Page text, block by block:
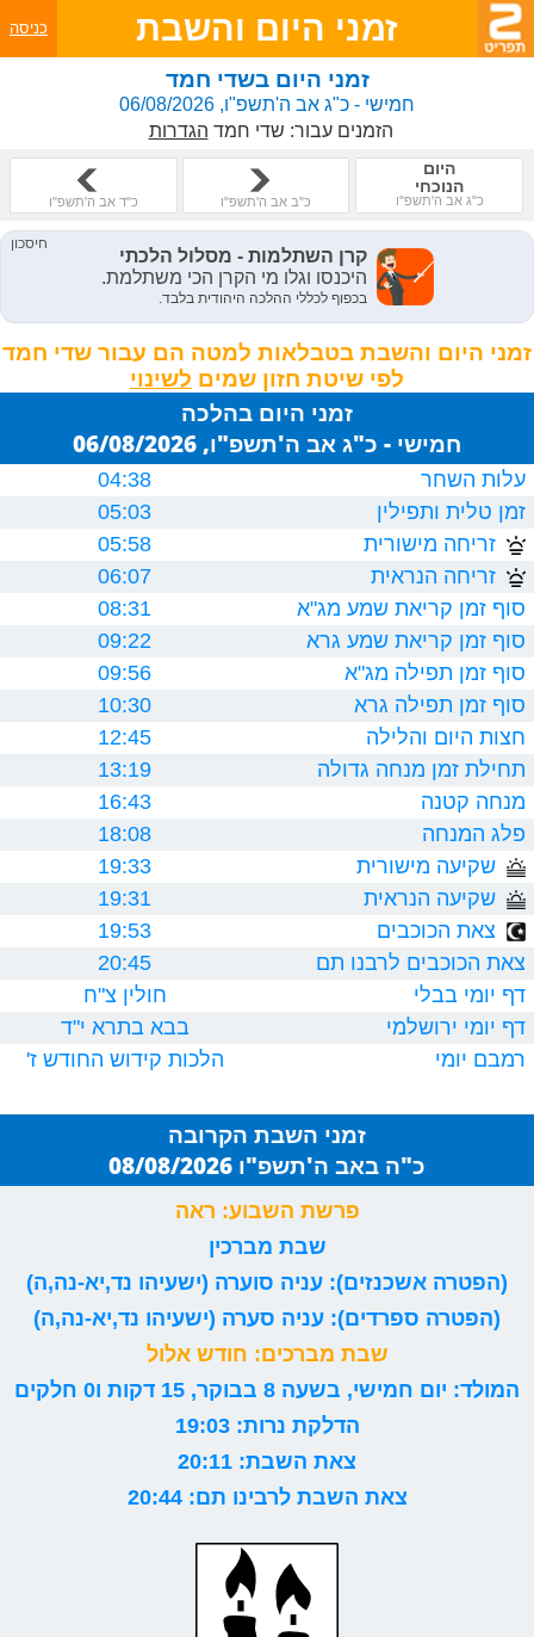
זמני היום והשבת כניסה
זמני היום בשדי חמד
חמישי - כ"ג אב ה'תשפ"ו, 06/08/2026
הזמנים עבור: שדי חמד הגדרות
היום
הנוכחי
כ"ג אב ה'תשפ"ו כ"ב אב ה'תשפ"ו כ"ד אב ה'תשפ"ו
זמני היום והשבת בטבלאות למטה הם עבור שדי חמד
לפי שיטת חזון שמים
זמני היום בהלכה
חמישי - כ"ג אב ה'תשפ"ו, 06/08/2026
עלות השחר
04:38
זמן טלית ותפילין
05:03
זריחה מישורית
05:58
זריחה הנראית
06:07
סוף זמן קריאת שמע מג"א
08:31
סוף זמן קריאת שמע גרא
09:22
סוף זמן תפילה מג"א
09:56
סוף זמן תפילה גרא
10:30
חצות היום והלילה
12:45
תחילת זמן מנחה גדולה
13:19
מנחה קטנה
16:43
פלג המנחה
18:08
שקיעה מישורית
19:33
שקיעה הנראית
19:31
צאת הכוכבים
19:53
צאת הכוכבים לרבנו תם
20:45
דף יומי בבלי
חולין צ"ח
דף יומי ירושלמי
בבא בתרא י"ד
רמבם יומי
הלכות קידוש החודש ז'
זמני השבת הקרובה
כ"ה באב ה'תשפ"ו 08/08/2026
פרשת השבוע: ראה
שבת מברכין
(הפטרה אשכנזים): עניה סוערה (ישעיהו נד,יא-נה,ה)
(הפטרה ספרדים): עניה סערה (ישעיהו נד,יא-נה,ה)
שבת מברכים: חודש אלול
המולד: יום חמישי, בשעה 8 בבוקר, 15 דקות ו0 חלקים
הדלקת נרות: 19:03
צאת השבת: 20:11
צאת השבת לרבינו תם: 20:44